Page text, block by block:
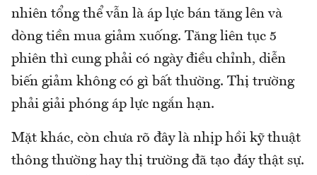
nhiên tổng thể vẫn là áp lực bán tăng lên và
dòng tiền mua giảm xuống. Tăng liên tục 5
phiên thì cung phải có ngày điều chỉnh, diễn
biến giảm không có gì bất thường. Thị trường
phải giải phóng áp lực ngắn hạn.
Mặt khác, còn chưa rõ đây là nhịp hồi kỹ thuật
thông thường hay thị trường đã tạo đáy thật sự.